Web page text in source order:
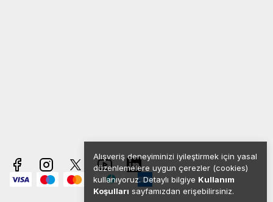
Alışveriş deneyiminizi iyileştirmek için yasal
düzenlemelere uygun çerezler (cookies)
kullanıyoruz. Detaylı bilgiye Kullanım
Koşulları sayfamızdan erişebilirsiniz.